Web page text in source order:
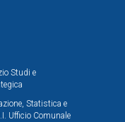
Studi e
Statistica e
Ufficio Comunale